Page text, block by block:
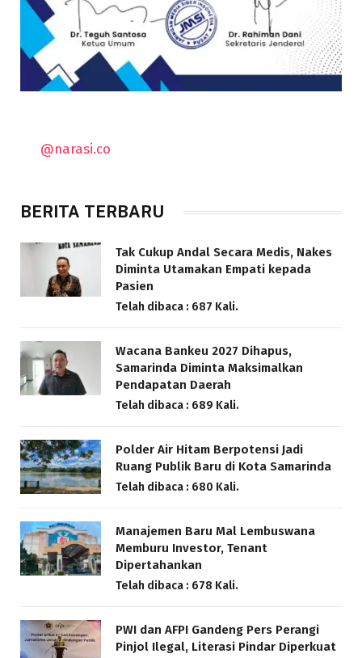
@narasi.co
BERITA TERBARU
Tak Cukup Andal Secara Medis, Nakes
Diminta Utamakan Empati kepada
Pasien
Telah dibaca : 687 Kali.
Wacana Bankeu 2027 Dihapus,
Samarinda Diminta Maksimalkan
Pendapatan Daerah
Telah dibaca : 689 Kali.
Polder Air Hitam Berpotensi Jadi
Ruang Publik Baru di Kota Samarinda
Telah dibaca : 680 Kali.
Manajemen Baru Mal Lembuswana
Memburu Investor, Tenant
Dipertahankan
Telah dibaca : 678 Kali.
PWI dan AFPI Gandeng Pers Perangi
Pinjol Ilegal, Literasi Pindar Diperkuat